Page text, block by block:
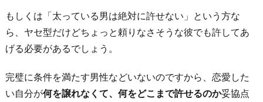
もしくは「太っている男は絶対に許せない」という方な
ら、ヤセ型だけどちょっと頼りなさそうな彼でも許してあ
げる必要があるでしょう。
完璧に条件を満たす男性などいないのですから、恋愛した
い自分が何を譲れなくて、何をどこまで許せるのか妥協点